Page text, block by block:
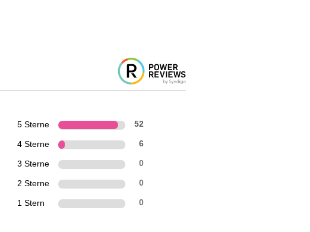
5 Sterne 52
4 Sterne 6
3 Sterne 0
2 Sterne 0
1 Stern 0